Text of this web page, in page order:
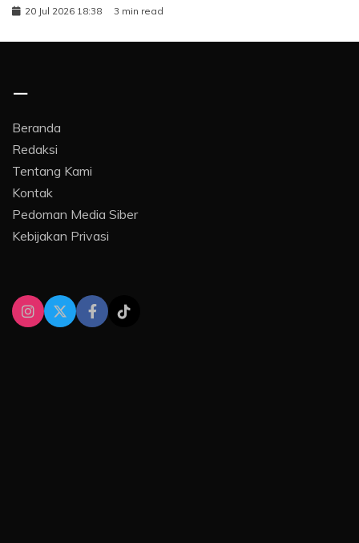
20 Jul 2026 18:38 3 min read
–
Beranda
Redaksi
Tentang Kami
Kontak
Pedoman Media Siber
Kebijakan Privasi